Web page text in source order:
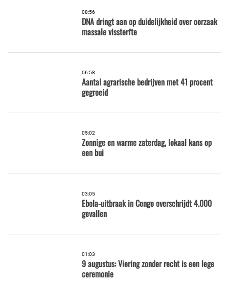
08:56
DNA dringt aan op duidelijkheid over oorzaak
massale vissterfte
06:58
Aantal agrarische bedrijven met 41 procent
gegroeid
05:02
Zonnige en warme zaterdag, lokaal kans op
een bui
03:05
Ebola-uitbraak in Congo overschrijdt 4.000
gevallen
01:03
9 augustus: Viering zonder recht is een lege
ceremonie